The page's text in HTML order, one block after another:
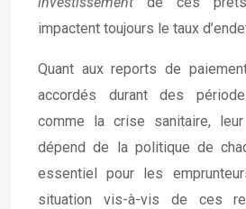
impactent toujours le taux
Quant aux reports de
accordés durant des
comme la crise sanitaire,
dépend de la politique de
essentiel pour les
situation vis-à-vis de ces